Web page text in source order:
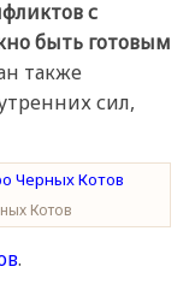
с
быть готовым
также
сил,
Котов
.